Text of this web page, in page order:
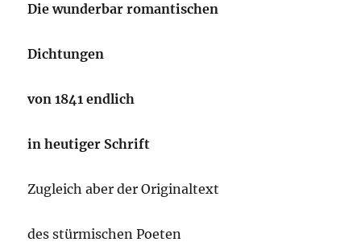
Die wunderbar romantischen
Dichtungen
von 1841 endlich
in heutiger Schrift
Zugleich aber der Originaltext
des stürmischen Poeten